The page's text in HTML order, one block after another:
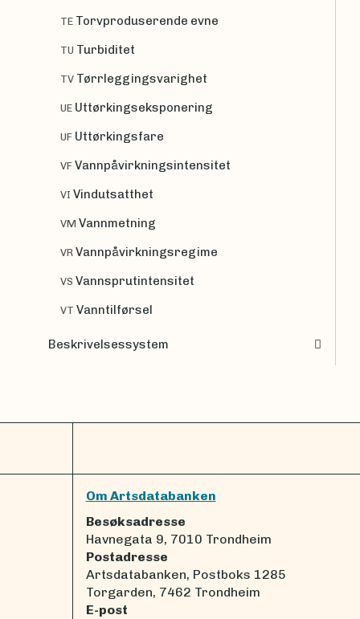
TE Torvproduserende evne
TU Turbiditet
TV Tørrleggingsvarighet
UE Uttørkingseksponering
UF Uttørkingsfare
VF Vannpåvirkningsintensitet
VI Vindutsatthet
VM Vannmetning
VR Vannpåvirkningsregime
VS Vannsprutintensitet
VT Vanntilførsel
Beskrivelsessystem
Om Artsdatabanken
Besøksadresse
Havnegata 9, 7010 Trondheim
Postadresse
Artsdatabanken, Postboks 1285
Torgarden, 7462 Trondheim
E-post